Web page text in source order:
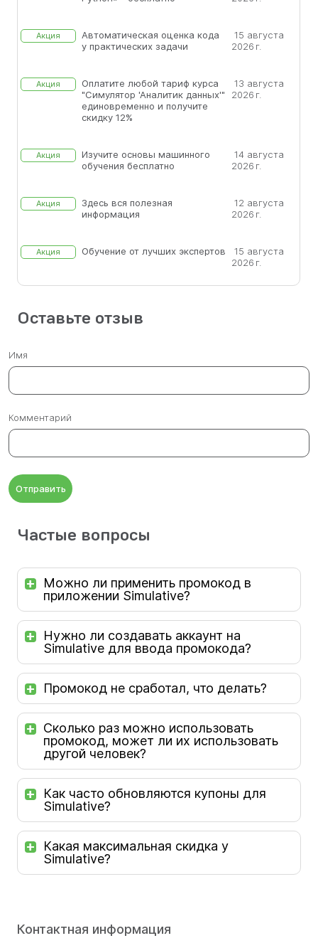
Акция
Автоматическая оценка кода
у практических задачи
15 августа
2026 г.
Акция
Оплатите любой тариф курса
"Симулятор 'Аналитик данных'"
единовременно и получите
скидку 12%
13 августа
2026 г.
Акция
Изучите основы машинного
обучения бесплатно
14 августа
2026 г.
Акция
Здесь вся полезная
информация
12 августа
2026 г.
Акция Обучение от лучших экспертов
15 августа
2026 г.
Оставьте отзыв
Имя
Комментарий
Отправить
Частые вопросы
Можно ли применить промокод в
приложении Simulative?
Нужно ли создавать аккаунт на
Simulative для ввода промокода?
Промокод не сработал, что делать?
Сколько раз можно использовать
промокод, может ли их использовать
другой человек?
Как часто обновляются купоны для
Simulative?
Какая максимальная скидка у
Simulative?
Контактная информация